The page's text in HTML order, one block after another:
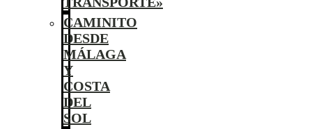
CAMINITO
DESDE
MÁLAGA
Y
COSTA
DEL
SOL